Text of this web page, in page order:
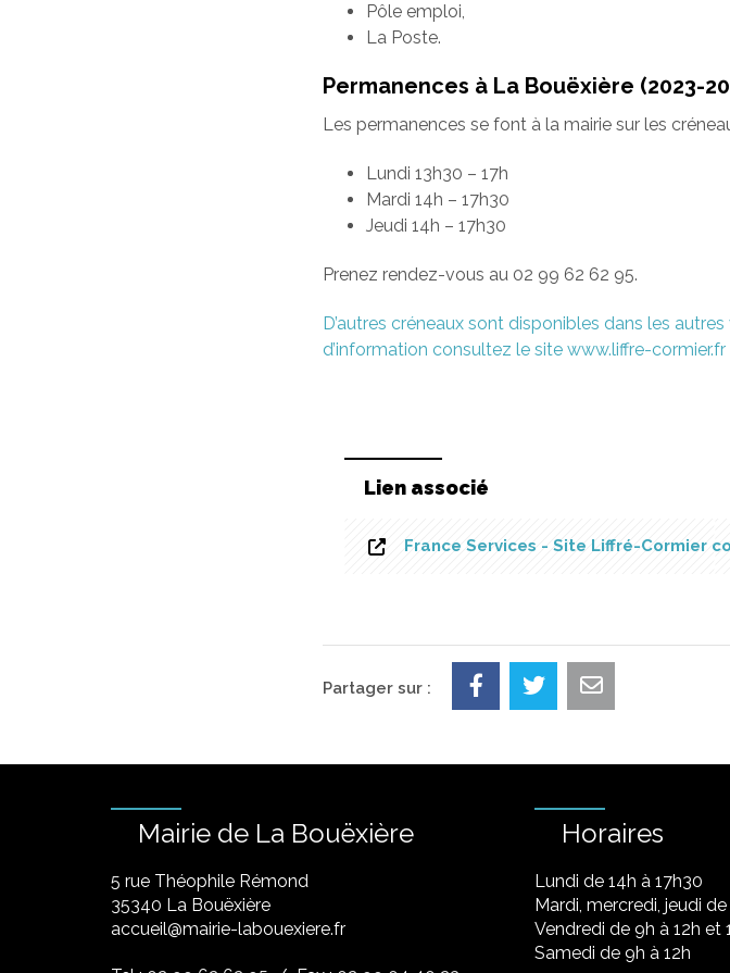
Pôle emploi,
La Poste.
Permanences à La Bouëxière (2023-
Les permanences se font à la mairie sur les
Lundi 13h30 – 17h
Mardi 14h – 17h30
Jeudi 14h – 17h30
Prenez rendez-vous au 02 99 62 62 95.
D’autres créneaux sont disponibles dans les
d’information consultez le site www.liffre-cormier.fr
Lien associé
France Services - Site Liffré-Cormier
Partager sur :
Mairie de La Bouëxière
5 rue Théophile Rémond
​35340 La Bouëxière
accueil@mairie-labouexiere.fr
Horaires
Lundi de 14h à 17h30
Mardi, mercredi, jeudi
Vendredi de 9h à 12h et
Samedi de 9h à 12h